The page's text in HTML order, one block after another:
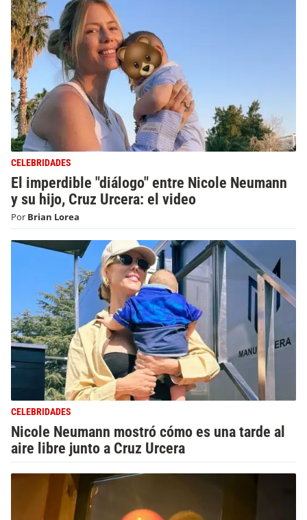
CELEBRIDADES
El imperdible "diálogo" entre Nicole Neumann
y su hijo, Cruz Urcera: el video
Por Brian Lorea
CELEBRIDADES
Nicole Neumann mostró cómo es una tarde al
aire libre junto a Cruz Urcera